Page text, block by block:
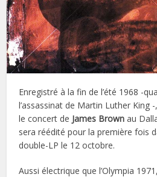
Enregistré à la fin de l’été 1968 -
l’assassinat de Martin Luther King -,
le concert de James Brown au
sera réédité pour la première fois
double-LP le 12 octobre.
Aussi électrique que l’Olympia